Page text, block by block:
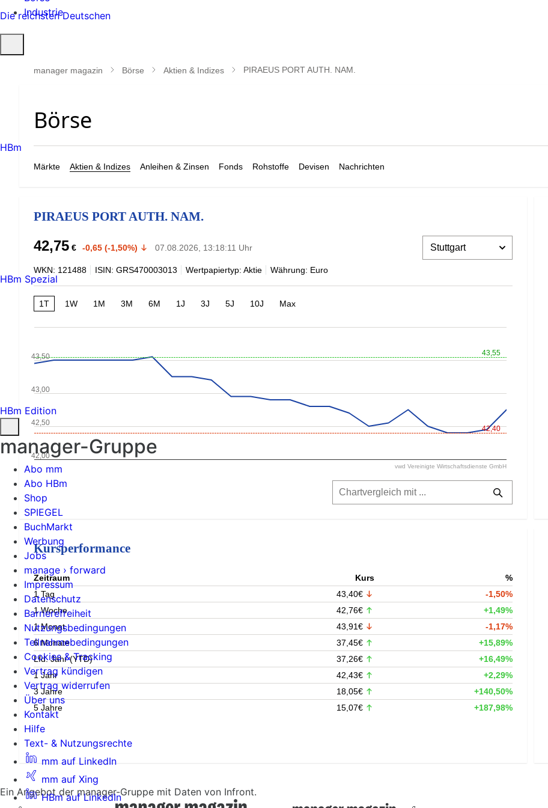
Industrie
öffnen
manager magazin Börse Aktien & Indizes PIRAEUS PORT AUTH. NAM.
Märkte Aktien & Indizes Anleihen & Zinsen Fonds Rohstoffe Devisen Nachrichten
PIRAEUS PORT AUTH. NAM.
42,75 € -0,65 (-1,50%) 07.08.2026, 13:18:11 Uhr
WKN: 121488 ISIN: GRS470003013 Wertpapiertyp: Aktie Währung: Euro
1T 1W 1M 3M 6M 1J 3J 5J 10J Max
43,55
42,40
42,00
42,50
43,00
43,50
vwd Vereinigte Wirtschaftsdienste GmbH
Kursperformance
Zeitraum Kurs
%
1 Tag
43,40€
-1,50%
1 Woche
42,76€
+1,49%
1 Monat
43,91€
-1,17%
6 Monate
37,45€
+15,89%
Lfd. Jahr (YTD)
37,26€
+16,49%
1 Jahr
42,43€
+2,29%
3 Jahre
18,05€
+140,50%
5 Jahre
15,07€ +187,98%
Ein Angebot der manager-Gruppe mit Daten von Infront.
Die reichsten Deutschen
HBm
HBm Spezial
HBm Edition
manager-Gruppe
Abo mm
Abo HBm
Shop
SPIEGEL
BuchMarkt
Werbung
Jobs
manage › forward
Impressum
Datenschutz
Barrierefreiheit
Nutzungsbedingungen
Teilnahmebedingungen
Cookies & Tracking
Vertrag kündigen
Vertrag widerrufen
Über uns
Kontakt
Hilfe
Text- & Nutzungsrechte
mm auf LinkedIn
mm auf Xing
HBm auf LinkedIn